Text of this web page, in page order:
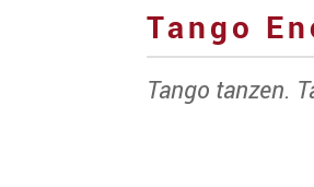
Tango
Tango tanzen.